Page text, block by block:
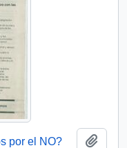
por el NO?